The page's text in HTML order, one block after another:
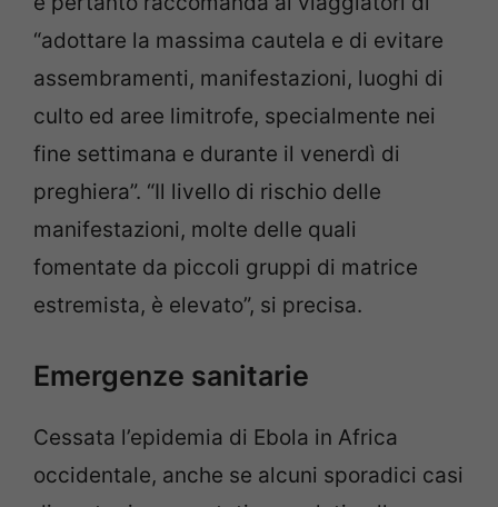
“adottare la massima cautela e di evitare
assembramenti, manifestazioni, luoghi di
culto ed aree limitrofe, specialmente nei
fine settimana e durante il venerdì di
preghiera”. “Il livello di rischio delle
manifestazioni, molte delle quali
fomentate da piccoli gruppi di matrice
estremista, è elevato”, si precisa.
Emergenze sanitarie
Cessata l’epidemia di Ebola in Africa
occidentale, anche se alcuni sporadici casi